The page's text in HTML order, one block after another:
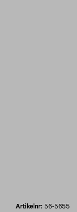
Artikelnr: 56-5655